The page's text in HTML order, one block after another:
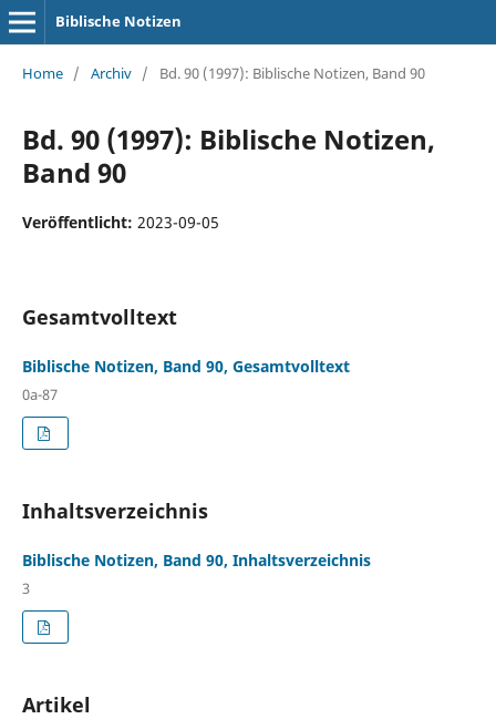
Biblische Notizen
Home / Archiv / Bd. 90 (1997): Biblische Notizen, Band 90
Bd. 90 (1997): Biblische Notizen,
Band 90
Veröffentlicht: 2023-09-05
Gesamtvolltext
Biblische Notizen, Band 90, Gesamtvolltext
0a-87
Inhaltsverzeichnis
Biblische Notizen, Band 90, Inhaltsverzeichnis
3
Artikel